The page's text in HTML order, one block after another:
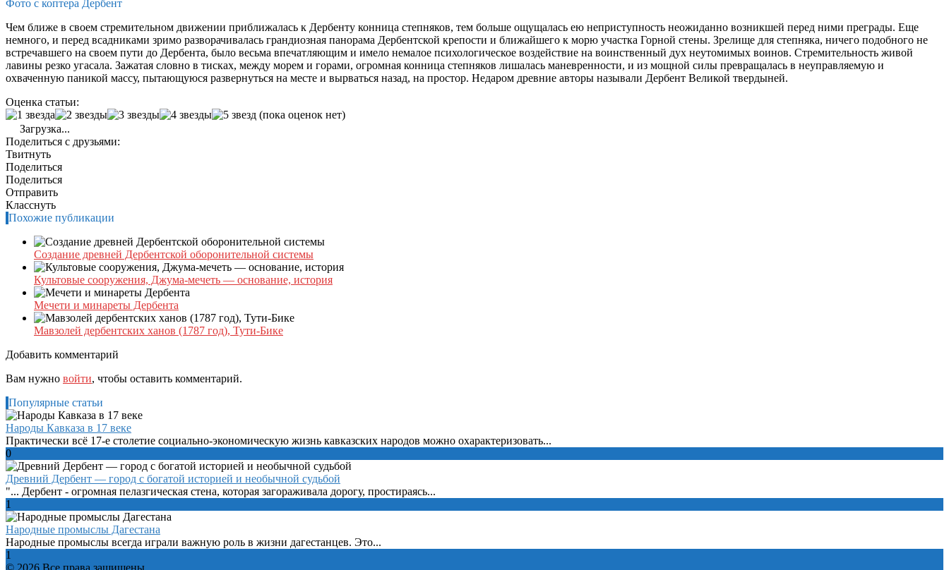
Фото с коптера Дербент
Чем ближе в своем стремительном движении приближалась к Дербенту конница степняков, тем больше ощущалась ею неприступность неожиданно возникшей перед ними преграды. Еще
немного, и перед всадниками зримо разворачивалась грандиозная панорама Дербентской крепости и ближайшего к морю участка Горной стены. Зрелище для степняка, ничего подобного не
встречавшего на своем пути до Дербента, было весьма впечатляющим и имело немалое психологическое воздействие на воинственный дух неутомимых воинов. Стремительность живой
лавины резко угасала. Зажатая словно в тисках, между морем и горами, огромная конница степняков лишалась маневренности, и из мощной силы превращалась в неуправляемую и
охваченную паникой массу, пытающуюся развернуться на месте и вырваться назад, на простор. Недаром древние авторы называли Дербент Великой твердыней.
Оценка статьи:
(пока оценок нет)
Загрузка...
Поделиться с друзьями:
Твитнуть
Поделиться
Поделиться
Отправить
Класснуть
Похожие публикации
Создание древней Дербентской оборонительной системы
Культовые сооружения, Джума-мечеть — основание, история
Мечети и минареты Дербента
Мавзолей дербентских ханов (1787 год), Тути-Бике
Добавить комментарий
Вам нужно войти, чтобы оставить комментарий.
Популярные статьи
Народы Кавказа в 17 веке
Практически всё 17-е столетие социально-экономическую жизнь кавказских народов можно охарактеризовать...
0
Древний Дербент — город с богатой историей и необычной судьбой
"... Дербент - огромная пелазгическая стена, которая загораживала дорогу, простираясь...
1
Народные промыслы Дагестана
Народные промыслы всегда играли важную роль в жизни дагестанцев. Это...
1
© 2026 Все права защищены.